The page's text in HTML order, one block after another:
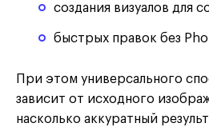
создания визуалов для
быстрых правок без
При этом универсального
зависит от исходного
насколько аккуратный